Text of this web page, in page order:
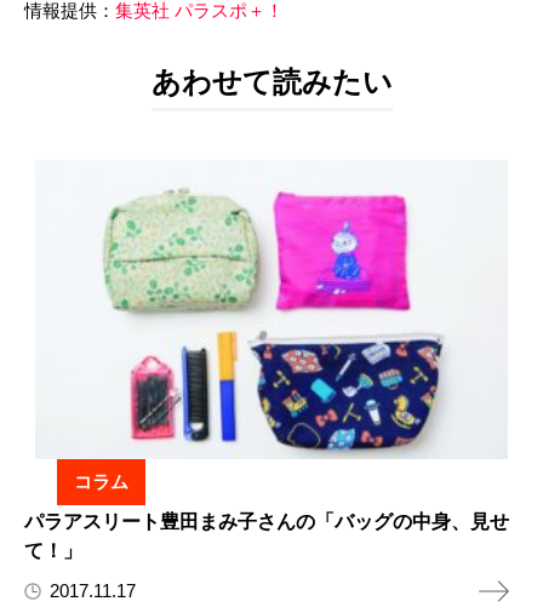
情報提供： 集英社 パラスポ＋！
あわせて読みたい
コラム
パラアスリート豊田まみ子さんの「バッグの中身、見せ
て！」
2017.11.17